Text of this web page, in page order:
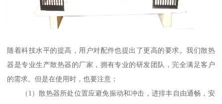
随着科技水平的提高，用户对配件也提出了更高的要求。我们散热
器是专业生产散热器的厂家，拥有专业的研发团队，完全满足客户
的需求。但是在使用时，也要注意：
（1）散热器所处位置应避免振动和冲击，进排丰自由通畅，安